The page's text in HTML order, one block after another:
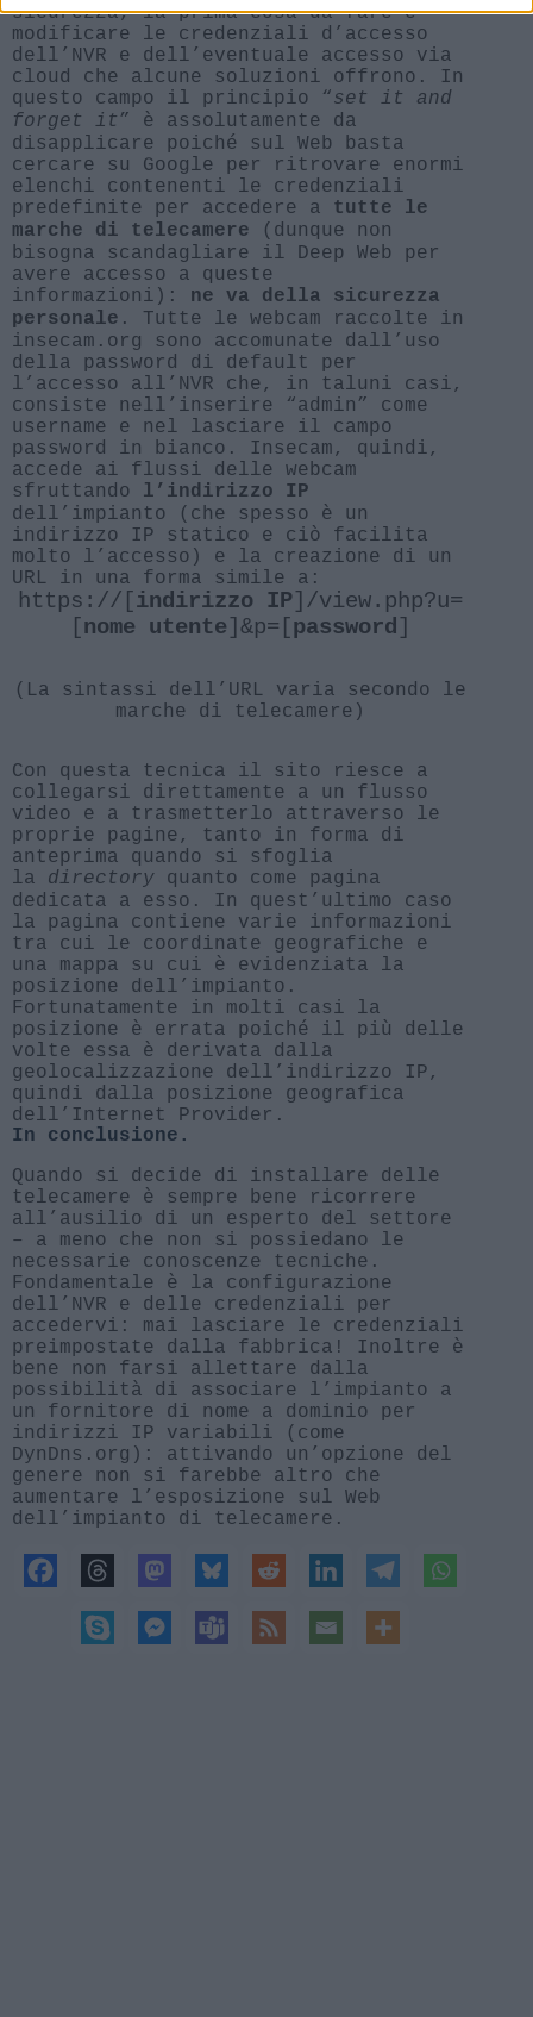
sicurezza, la prima cosa da fare è
modificare le credenziali d’accesso
dell’NVR e dell’eventuale accesso via
cloud che alcune soluzioni offrono. In
questo campo il principio “set it and
forget it ” è assolutamente da
disapplicare poiché sul Web basta
cercare su Google per ritrovare enormi
elenchi contenenti le credenziali
predefinite per accedere a tutte le
marche di telecamere (dunque non
bisogna scandagliare il Deep Web per
avere accesso a queste
informazioni): ne va della sicurezza
personale . Tutte le webcam raccolte in
insecam.org sono accomunate dall’uso
della password di default per
l’accesso all’NVR che, in taluni casi,
consiste nell’inserire “admin” come
username e nel lasciare il campo
password in bianco. Insecam, quindi,
accede ai flussi delle webcam
sfruttando l’indirizzo IP
dell’impianto (che spesso è un
indirizzo IP statico e ciò facilita
molto l’accesso) e la creazione di un
URL in una forma simile a:
https://[ indirizzo IP]/view.php?u=
nome utente ]&p=[ password
(La sintassi dell’URL varia secondo le
marche di telecamere)
Con questa tecnica il sito riesce a
collegarsi direttamente a un flusso
video e a trasmetterlo attraverso le
proprie pagine, tanto in forma di
anteprima quando si sfoglia
la directory quanto come pagina
dedicata a esso. In quest’ultimo caso
la pagina contiene varie informazioni
tra cui le coordinate geografiche e
una mappa su cui è evidenziata la
posizione dell’impianto.
Fortunatamente in molti casi la
posizione è errata poiché il più delle
volte essa è derivata dalla
geolocalizzazione dell’indirizzo IP,
quindi dalla posizione geografica
dell’Internet Provider.
In conclusione.
Quando si decide di installare delle
telecamere è sempre bene ricorrere
all’ausilio di un esperto del settore
– a meno che non si possiedano le
necessarie conoscenze tecniche.
Fondamentale è la configurazione
dell’NVR e delle credenziali per
accedervi: mai lasciare le credenziali
preimpostate dalla fabbrica! Inoltre è
bene non farsi allettare dalla
possibilità di associare l’impianto a
un fornitore di nome a dominio per
indirizzi IP variabili (come
DynDns.org): attivando un’opzione del
genere non si farebbe altro che
aumentare l’esposizione sul Web
dell’impianto di telecamere.